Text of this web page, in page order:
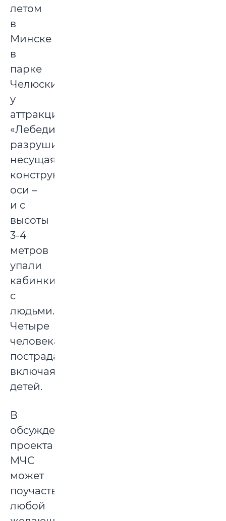
летом
в
Минске
в
парке
Челюскинцев
у
аттракциона
«Лебеди»
разрушилась
несущая
конструкция
оси –
и с
высоты
3-4
метров
упали
кабинки
с
людьми.
Четыре
человека
пострадали,
включая
детей.
В
обсуждении
проекта
МЧС
может
поучаствовать
любой